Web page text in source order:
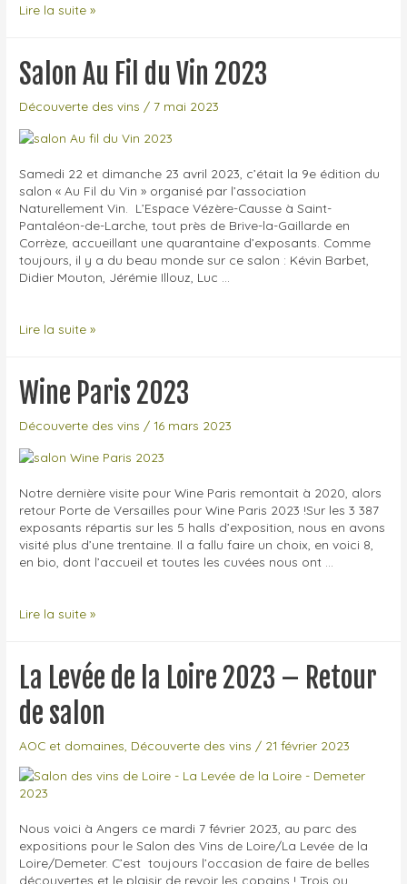
Cycle
Orange
à
2023-
2024
Lire la suite »
Salon Au Fil du Vin 2023
Découverte des vins / 7 mai 2023
Samedi 22 et dimanche 23 avril 2023, c’était la 9e édition du
salon « Au Fil du Vin » organisé par l’association
Naturellement Vin. L’Espace Vézère-Causse à Saint-
Pantaléon-de-Larche, tout près de Brive-la-Gaillarde en
Corrèze, accueillant une quarantaine d’exposants. Comme
toujours, il y a du beau monde sur ce salon : Kévin Barbet,
Didier Mouton, Jérémie Illouz, Luc …
Salon
du
Vin
Lire la suite »
Wine Paris 2023
Découverte des vins /16 mars 2023
Notre dernière visite pour Wine Paris remontait à 2020, alors
retour Porte de Versailles pour Wine Paris 2023 !Sur les 3 387
exposants répartis sur les 5 halls d’exposition, nous en avons
visité plus d’une trentaine. Il a fallu faire un choix, en voici 8,
en bio, dont l’accueil et toutes les cuvées nous ont …
Wine
Lire la suite »
La Levée de la Loire 2023 – Retour
de salon
AOC et domaines Découverte des vins / 21 février 2023
Nous voici à Angers ce mardi 7 février 2023, au parc des
expositions pour le Salon des Vins de Loire/La Levée de la
Loire/Demeter. C’est toujours l’occasion de faire de belles
découvertes et le plaisir de revoir les copains ! Trois ou